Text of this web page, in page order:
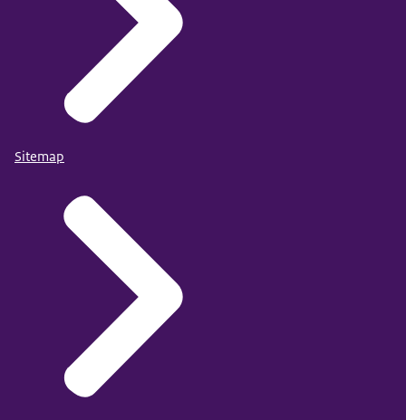
Sitemap